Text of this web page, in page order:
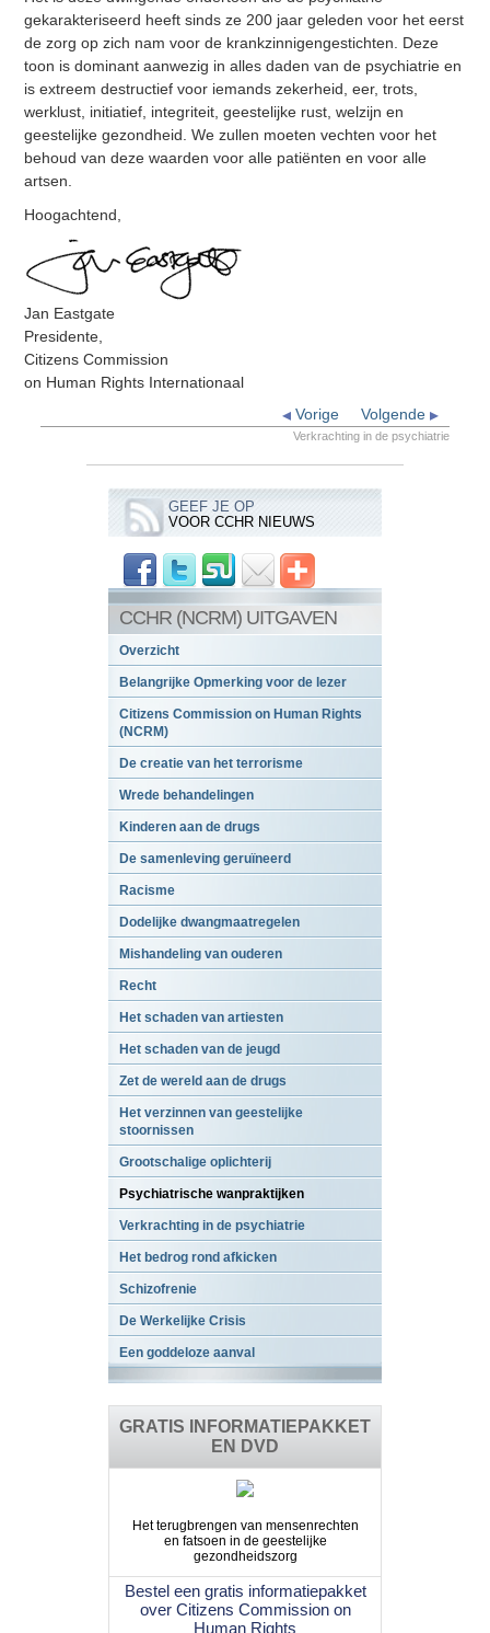
gekarakteriseerd heeft sinds ze 200 jaar geleden voor het eerst
de zorg op zich nam voor de krankzinnigengestichten. Deze
toon is dominant aanwezig in alles daden van de psychiatrie en
is extreem destructief voor iemands zekerheid, eer, trots,
werklust, initiatief, integriteit, geestelijke rust, welzijn en
geestelijke gezondheid. We zullen moeten vechten voor het
behoud van deze waarden voor alle patiënten en voor alle
artsen.
Hoogachtend,
Jan Eastgate
Presidente,
Citizens Commission
on Human Rights Internationaal
Volgende
Vorige
Verkrachting in de psychiatrie
GEEF JE OP
VOOR CCHR NIEUWS
CCHR (NCRM) UITGAVEN
Overzicht
Belangrijke Opmerking voor de lezer
Citizens Commission on Human Rights
(NCRM)
De creatie van het terrorisme
Wrede behandelingen
Kinderen aan de drugs
De samenleving geruïneerd
Racisme
Dodelijke dwangmaatregelen
Mishandeling van ouderen
Recht
Het schaden van artiesten
Het schaden van de jeugd
Zet de wereld aan de drugs
Het verzinnen van geestelijke
stoornissen
Grootschalige oplichterij
Psychiatrische wanpraktijken
Verkrachting in de psychiatrie
Het bedrog rond afkicken
Schizofrenie
De Werkelijke Crisis
Een goddeloze aanval
GRATIS INFORMATIEPAKKET
EN DVD
Het terugbrengen van mensenrechten
en fatsoen in de geestelijke
gezondheidszorg
Bestel een gratis informatiepakket
over Citizens Commission on
Human Rights